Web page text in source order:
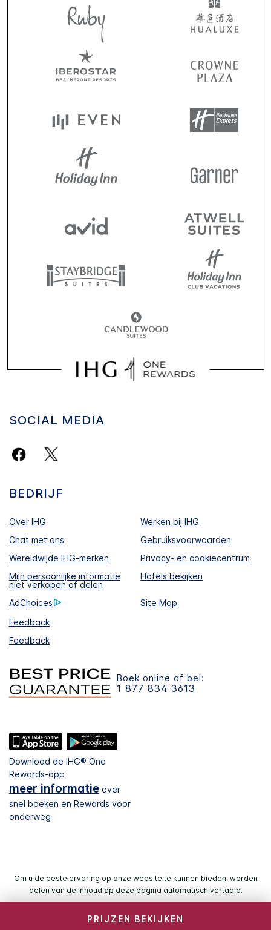
PRIJZEN BEKIJKEN
SOCIAL MEDIA
BEDRIJF
Over IHG
Werken bij IHG
Chat met ons
Gebruiksvoorwaarden
Wereldwijde IHG-merken
Privacy- en cookiecentrum
Mijn persoonlijke informatie
niet verkopen of delen
Hotels bekijken
AdChoices
Site Map
Feedback
Feedback
Boek online of bel:
1 877 834 3613
Download de IHG® One
Rewards-app
meer informatie over
snel boeken en Rewards voor
onderweg
Om u de beste ervaring op onze website te kunnen bieden, worden
delen van de inhoud op deze pagina automatisch vertaald.